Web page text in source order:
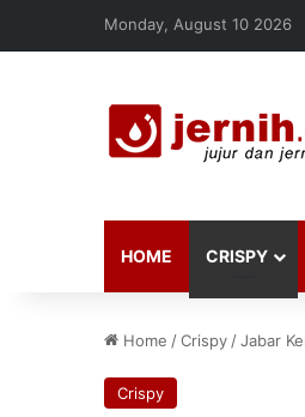
Monday, August 10 2026
HOME CRISPY
Home /Crispy /Jabar
Crispy